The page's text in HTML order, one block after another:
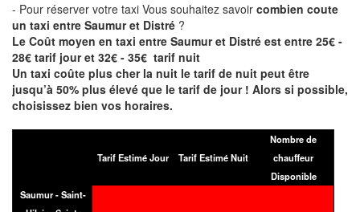
- Pour réserver votre taxi Vous souhaitez savoir combien coute
un taxi entre Saumur et Distré ?
Le Coût moyen en taxi entre Saumur et Distré est entre 25€ -
28€ tarif jour et 32€ - 35€ tarif nuit
Un taxi coûte plus cher la nuit le tarif de nuit peut être
jusqu’à 50% plus élevé que le tarif de jour ! Alors si possible,
choisissez bien vos horaires.
Tarif Estimé Jour Tarif Estimé Nuit
Nombre de
chauffeur
Disponible
Saumur - Saint-